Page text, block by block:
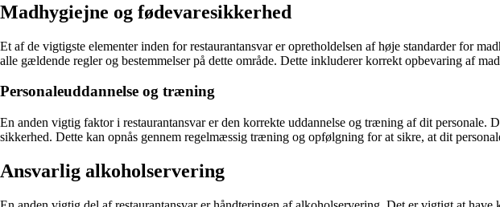
Madhygiejne og fødevaresikkerhed
Et af de vigtigste elementer inden for restaurantansvar er opretholdelsen af høje standarder for
alle gældende regler og bestemmelser på dette område. Dette inkluderer korrekt opbevaring af
Personaleuddannelse og træning
En anden vigtig faktor i restaurantansvar er den korrekte uddannelse og træning af dit personale.
sikkerhed. Dette kan opnås gennem regelmæssig træning og opfølgning for at sikre, at dit
Ansvarlig alkoholservering